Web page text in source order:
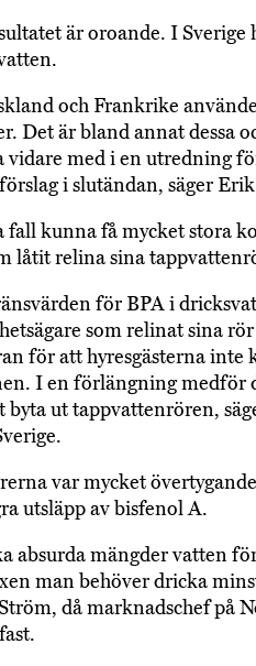
är oroande. I
och Frankrike
Det är bland annat dessa
vidare med i en utredning
i slutändan, säger
fall kunna få mycket stora
låtit relina sina
för BPA i
som relinat sina
för att hyresgästerna inte
I en förlängning medför
ut tappvattenrören,
var mycket
utsläpp av bisfenol A.
absurda mängder vatten
man behöver dricka
då marknadschef på